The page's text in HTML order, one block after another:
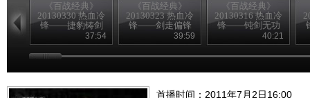
《百战经典》
20130330 热血冷
锋——捷豹铸剑
37:54
《百战经典》
20130323 热血冷
锋——剑走偏锋
39:59
《百战经典》
20130316 热血冷
锋——钝剑无功
40:21
首播时间：2011年7月2日16:00